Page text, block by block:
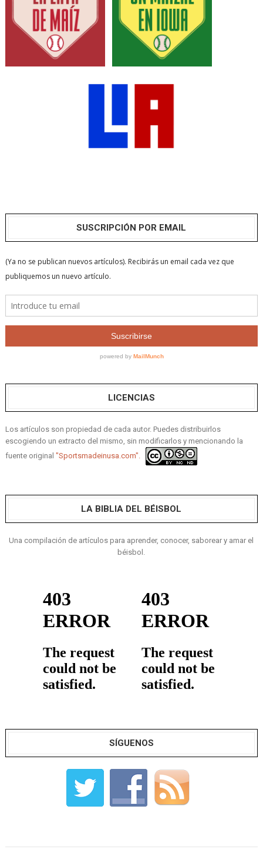
SUSCRIPCIÓN POR EMAIL
LICENCIAS
Los artículos son propiedad de cada autor. Puedes distribuirlos
escogiendo un extracto del mismo, sin modificarlos y mencionando la
fuente original "Sportsmadeinusa.com".
LA BIBLIA DEL BÉISBOL
Una compilación de artículos para aprender, conocer, saborear y amar el
béisbol.
SÍGUENOS